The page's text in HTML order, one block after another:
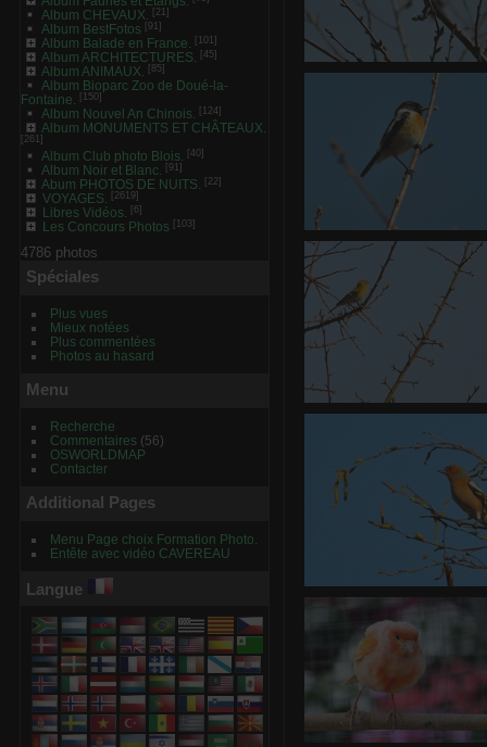
Album CHEVAUX. [21]
Album BestFotos [91]
Album Balade en France. [101]
Album ARCHITECTURES. [45]
Album ANIMAUX. [85]
Album Bioparc Zoo de Doué-la-
Fontaine.
[150]
Album Nouvel An Chinois. [124]
Album MONUMENTS ET CHÂTEAUX.
[261]
Album Club photo Blois. [40]
Album Noir et Blanc. [91]
Abum PHOTOS DE NUITS. [22]
VOYAGES. [2619]
Libres Vidéos. [6]
Les Concours Photos [103]
4786 photos
Spéciales
Plus vues
Mieux notées
Plus commentées
Photos au hasard
Menu
Recherche
Commentaires (56)
OSWORLDMAP
Contacter
Additional Pages
Menu Page choix Formation Photo.
Entête avec vidéo CAVEREAU
Langue
Ce Oiseau a besoin
donnez-là en
0
Ce Oiseau a besoin d'un
avez une idée?
commentaire ci-
0 commentaire
vue
3.75
Ce Oiseau a besoin d'un
avez une idée?
commentaire ci-
0 commentaire
vue
4.61
Ce Oiseau a besoin d'un
avez une idée?
commentaire ci-
0 commentaire
-vue 1798